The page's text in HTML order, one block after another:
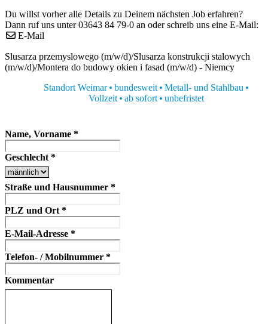
Du willst vorher alle Details zu Deinem nächsten Job erfahren?
Dann ruf uns unter 03643 84 79-0 an oder schreib uns eine E-Mail:
E-Mail
Slusarza przemyslowego (m/w/d)/Slusarza konstrukcji stalowych
(m/w/d)/Montera do budowy okien i fasad (m/w/d) - Niemcy
Standort Weimar
bundesweit
Metall- und Stahlbau
Vollzeit ab sofort unbefristet
Name, Vorname *
Geschlecht *
Straße und Hausnummer *
PLZ und Ort *
E-Mail-Adresse *
Telefon- / Mobilnummer *
Kommentar